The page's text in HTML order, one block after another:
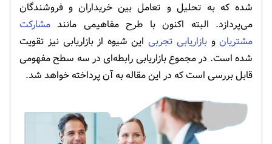
شده که به تحلیل و تعامل بین خریداران و فروشندگان
می‌پردازد. البته اکنون با طرح مفاهیمی مانند مشارکت
مشتریانو بازاریابی تجربی این شیوه از بازاریابی نیز تقویت
شده است. در مجموع بازاریابی رابطه‌ای در سه سطح مفهومی
قابل بررسی است که در این مقاله به آن پرداخته خواهد شد.